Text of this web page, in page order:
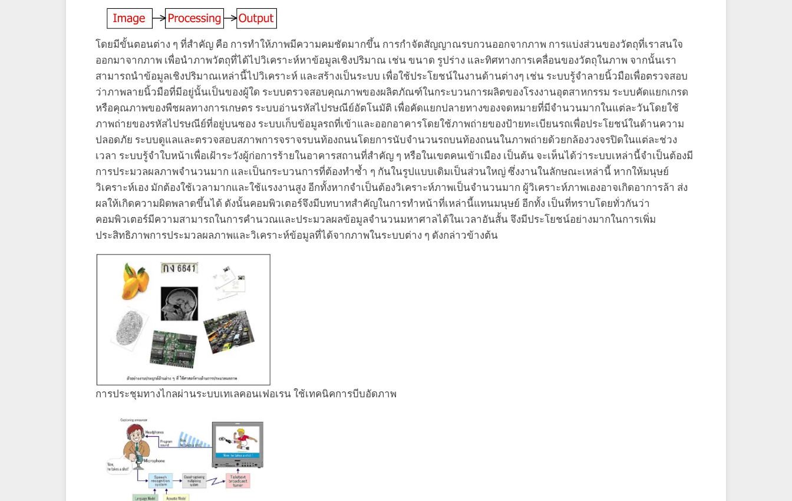
โดยมีขั้นตอนต่าง ๆ ที่สำคัญ คือ การทำให้ภาพมีความคมชัดมากขึ้น การกำจัดสัญญาณรบกวนออกจากภาพ การแบ่งส่วนของวัตถุที่เราสนใจ
ออกมาจากภาพ เพื่อนำภาพวัตถุที่ได้ไปวิเคราะห์หาข้อมูลเชิงปริมาณ เช่น ขนาด รูปร่าง และทิศทางการเคลื่อนของวัตถุในภาพ จากนั้นเรา
สามารถนำข้อมูลเชิงปริมาณเหล่านี้ไปวิเคราะห์ และสร้างเป็นระบบ เพื่อใช้ประโยชน์ในงานด้านต่างๆ เช่น ระบบรู้จำลายนิ้วมือเพื่อตรวจสอบ
ว่าภาพลายนิ้วมือที่มีอยู่นั้นเป็นของผู้ใด ระบบตรวจสอบคุณภาพของผลิตภัณฑ์ในกระบวนการผลิตของโรงงานอุตสาหกรรม ระบบคัดแยกเกรด
หรือคุณภาพของพืชผลทางการเกษตร ระบบอ่านรหัสไปรษณีย์อัตโนมัติ เพื่อคัดแยกปลายทางของจดหมายที่มีจำนวนมากในแต่ละวันโดยใช้
ภาพถ่ายของรหัสไปรษณีย์ที่อยู่บนซอง ระบบเก็บข้อมูลรถที่เข้าและออกอาคารโดยใช้ภาพถ่ายของป้ายทะเบียนรถเพื่อประโยชน์ในด้านความ
ปลอดภัย ระบบดูแลและตรวจสอบสภาพการจราจรบนท้องถนนโดยการนับจำนวนรถบนท้องถนนในภาพถ่ายด้วยกล้องวงจรปิดในแต่ละช่วง
เวลา ระบบรู้จำใบหน้าเพื่อเฝ้าระวังผู้ก่อการร้ายในอาคารสถานที่สำคัญ ๆ หรือในเขตคนเข้าเมือง เป็นต้น จะเห็นได้ว่าระบบเหล่านี้จำเป็นต้องมี
การประมวลผลภาพจำนวนมาก และเป็นกระบวนการที่ต้องทำซ้ำ ๆ กันในรูปแบบเดิมเป็นส่วนใหญ่ ซึ่งงานในลักษณะเหล่านี้ หากให้มนุษย์
วิเคราะห์เอง มักต้องใช้เวลามากและใช้แรงงานสูง อีกทั้งหากจำเป็นต้องวิเคราะห์ภาพเป็นจำนวนมาก ผู้วิเคราะห์ภาพเองอาจเกิดอาการล้า ส่ง
ผลให้เกิดความผิดพลาดขึ้นได้ ดังนั้นคอมพิวเตอร์จึงมีบทบาทสำคัญในการทำหน้าที่เหล่านี้แทนมนุษย์ อีกทั้ง เป็นที่ทราบโดยทั่วกันว่า
คอมพิวเตอร์มีความสามารถในการคำนวณและประมวลผลข้อมูลจำนวนมหาศาลได้ในเวลาอันสั้น จึงมีประโยชน์อย่างมากในการเพิ่ม
ประสิทธิภาพการประมวลผลภาพและวิเคราะห์ข้อมูลที่ได้จากภาพในระบบต่าง ๆ ดังกล่าวข้างต้น
การประชุมทางไกลผ่านระบบเทเลคอนเฟอเรน ใช้เทคนิคการบีบอัดภาพ